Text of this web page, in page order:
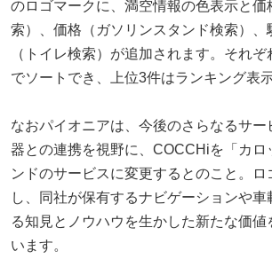
のロゴマークに、満空情報の色表示と価
索）、価格（ガソリンスタンド検索）、
（トイレ検索）が追加されます。それ
でソートでき、上位3件はランキング表
なおパイオニアは、今後のさらなるサー
器との連携を視野に、COCCHiを「カロ
ンドのサービスに変更するとのこと。ロ
し、同社が保有するナビゲーションや車
る知見とノウハウを生かした新たな価値
います。